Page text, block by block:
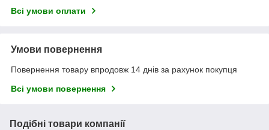
Всі умови оплати
Умови повернення
Повернення товару впродовж 14 днів за рахунок покупця
Всі умови повернення
Подібні товари компанії